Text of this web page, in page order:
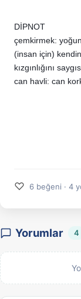
DİPNOT
çemkirmek:
(insan için)
kızgınlığını
can havli: can
♡ 6 beğeni · 4
Yorumlar 4